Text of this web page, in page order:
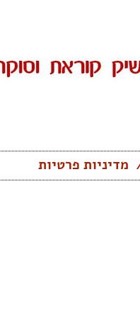
מדיניות פרטיות